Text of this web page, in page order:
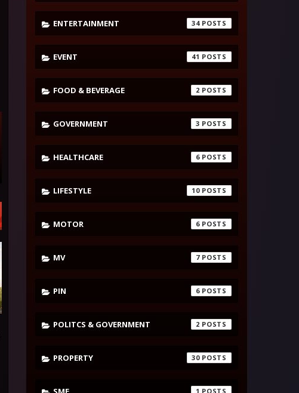
ENTERTAINMENT 34
EVENT 41
FOOD & BEVERAGE 2
GOVERNMENT 3
HEALTHCARE 6
LIFESTYLE 10
MOTOR 6
MV 7
PIN 6
POLITCS & GOVERNMENT 2
PROPERTY 30
1